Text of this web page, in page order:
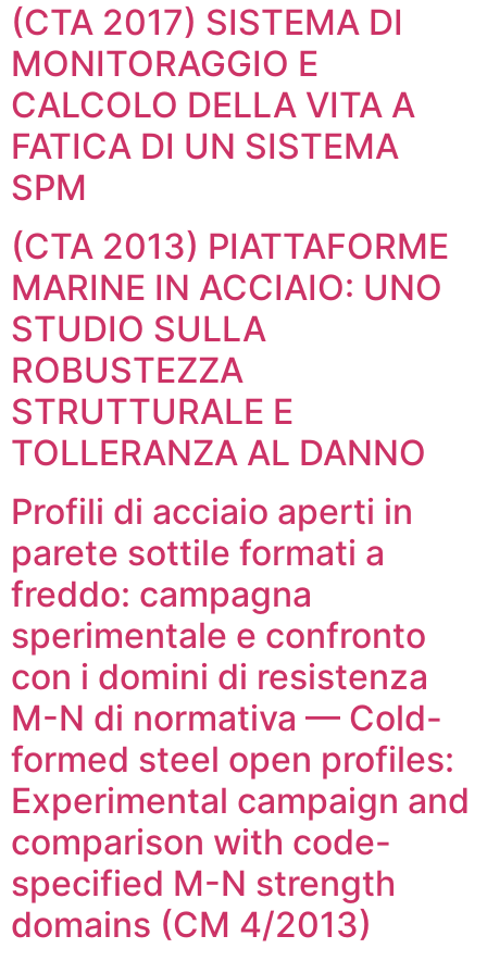
(CTA 2017) SISTEMA DI
MONITORAGGIO E
CALCOLO DELLA VITA A
FATICA DI UN SISTEMA
SPM
(CTA 2013) PIATTAFORME
MARINE IN ACCIAIO: UNO
STUDIO SULLA
ROBUSTEZZA
STRUTTURALE E
TOLLERANZA AL DANNO
Profili di acciaio aperti in
parete sottile formati a
freddo: campagna
sperimentale e confronto
con i domini di resistenza
M-N di normativa — Cold-
formed steel open profiles:
Experimental campaign and
comparison with code-
specified M-N strength
domains (CM 4/2013)